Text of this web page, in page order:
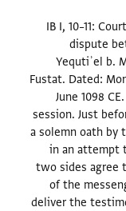
IB I, 10–11:
dispute
Yequtiʾel b.
Fustat. Dated:
June 1098
session. Just
a solemn oath by
in an attempt
two sides
of the
deliver the